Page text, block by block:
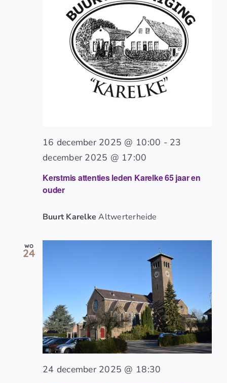
Kerstmis attenties leden Karelke 65 jaar en
ouder
16 december 2025 @ 10:00 - 23
december 2025 @ 17:00
Buurt KarelkeAltwerterheide
wo
24
24 december 2025 @ 18:30